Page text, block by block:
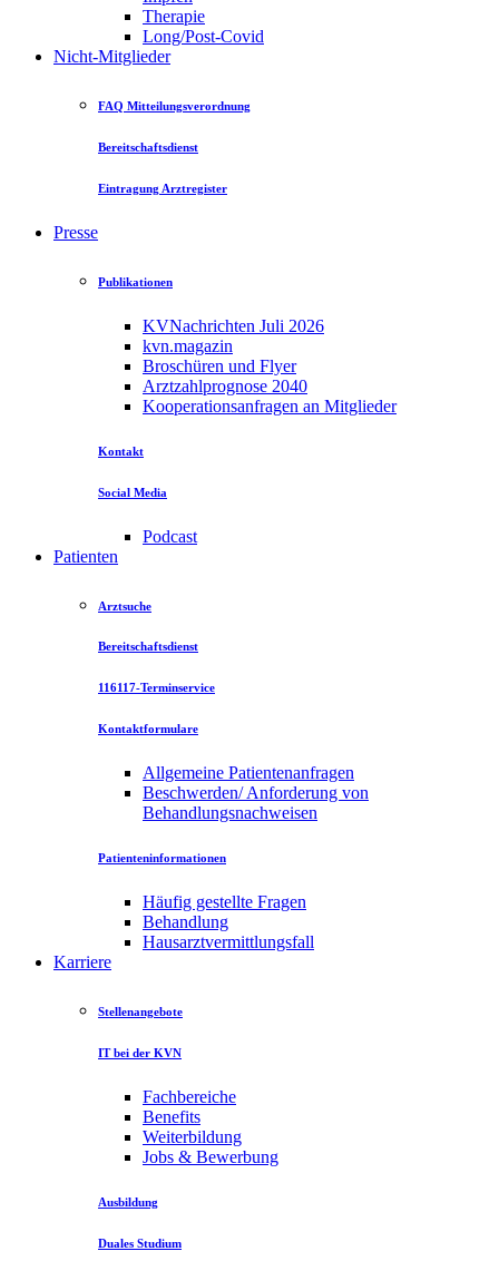
Therapie
Long/Post-Covid
Nicht-Mitglieder
FAQ Mitteilungsverordnung
Bereitschaftsdienst
Eintragung Arztregister
Presse
Publikationen
KVNachrichten Juli 2026
kvn.magazin
Broschüren und Flyer
Arztzahlprognose 2040
Kooperationsanfragen an Mitglieder
Kontakt
Social Media
Podcast
Patienten
Arztsuche
Bereitschaftsdienst
116117-Terminservice
Kontaktformulare
Allgemeine Patientenanfragen
Beschwerden/ Anforderung von
Behandlungsnachweisen
Patienteninformationen
Häufig gestellte Fragen
Behandlung
Hausarztvermittlungsfall
Karriere
Stellenangebote
IT bei der KVN
Fachbereiche
Benefits
Weiterbildung
Jobs & Bewerbung
Ausbildung
Duales Studium